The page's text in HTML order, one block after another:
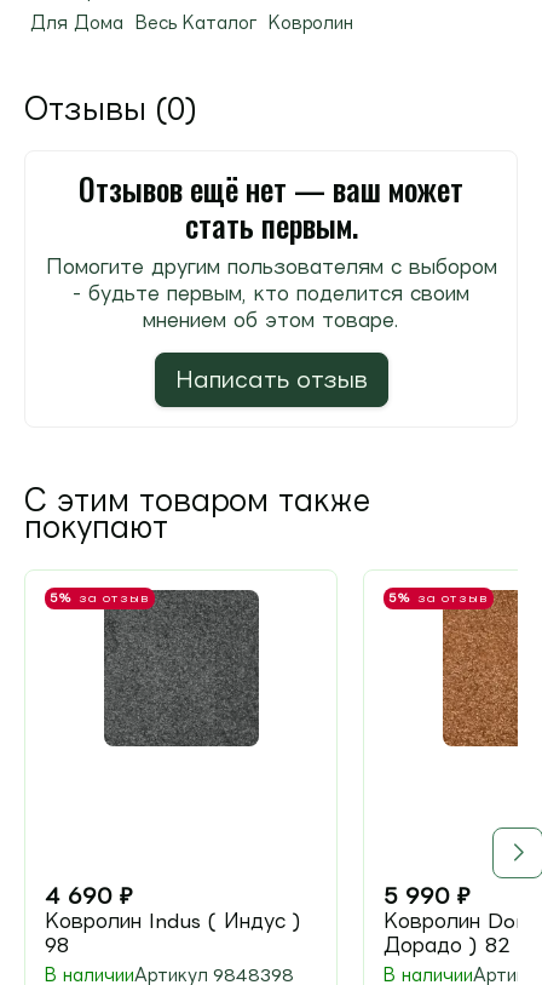
Для Дома
Весь Каталог Ковролин
Отзывы (0)
Отзывов ещё нет — ваш может
стать первым.
Помогите другим пользователям с выбором
- будьте первым, кто поделится своим
мнением об этом товаре.
Написать отзыв
С этим товаром также
покупают
5% за отзыв
4 690 ₽
Ковролин Indus ( Индус )
98
В наличииАртикул 9848398
5% за отзыв
5 990 ₽
Ковролин
Дорадо ) 82
В наличии